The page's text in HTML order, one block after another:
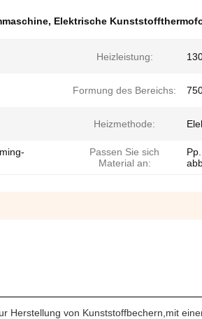
, Elektrische
Heizleistung:
Formung des Bereichs:
Heizmethode:
Passen Sie sich
Material an:
Herstellung von Kunststoffbechern,mit